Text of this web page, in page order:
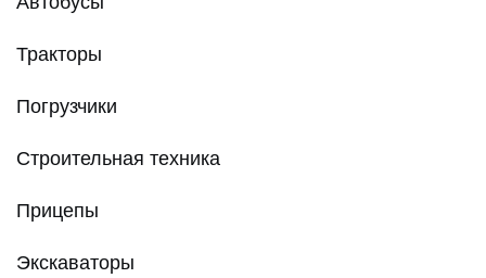
Тракторы
Погрузчики
Строительная техника
Прицепы
Экскаваторы